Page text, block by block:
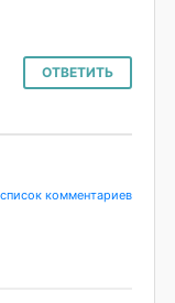
ОТВЕТИТЬ
комментариев